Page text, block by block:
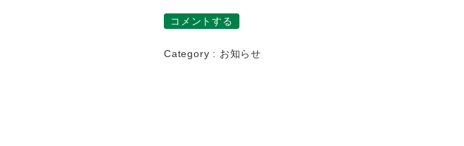
コメントする
Category : お知らせ